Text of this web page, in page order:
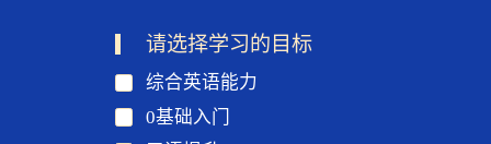
请选择学习的目标
综合英语能力
0基础入门